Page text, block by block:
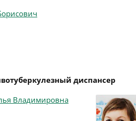
диспансер
Владимировна